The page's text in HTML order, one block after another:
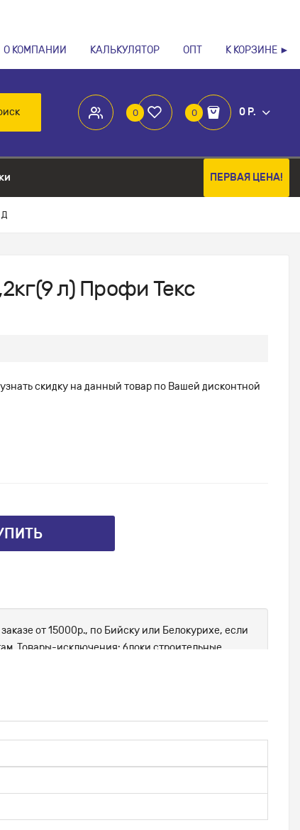
О КОМПАНИИ КАЛЬКУЛЯТОР ОПТ К КОРЗИНЕ ►
0 0 0 Р.
ПЕРВАЯ ЦЕНА!
Д
л) Профи Текс
скидку на данный товар по Вашей дисконтной
от 15000р., по Бийску или Белокурихе, если
Товары-исключения: блоки строительные,